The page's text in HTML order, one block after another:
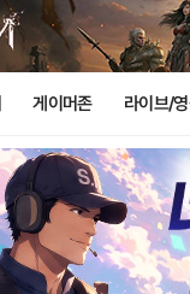
게이머존 라이브/